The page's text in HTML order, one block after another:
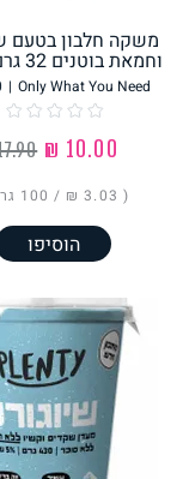
ללא גלוטן
שניצל ונאגטס
אוהבים
משקה חלבון בטעם
וחמאת בוטנים 32 גרם חלבון
| Only What You Need
‏17.90 ₪
( ‏3.03 ₪ / 100 גרם
הוסיפו